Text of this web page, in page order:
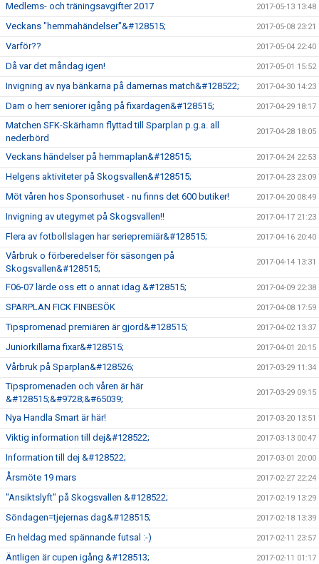
Medlems- och träningsavgifter 2017 2017-05-13 13:48
Veckans "hemmahändelser"&#128515; 2017-05-08 23:21
Varför?? 2017-05-04 22:40
Då var det måndag igen! 2017-05-01 15:52
Invigning av nya bänkarna på damernas match&#128522; 2017-04-30 14:23
Dam o herr seniorer igång på fixardagen&#128515; 2017-04-29 18:17
Matchen SFK-Skärhamn flyttad till Sparplan p.g.a. all
nederbörd
2017-04-28 18:05
Veckans händelser på hemmaplan&#128515; 2017-04-24 22:53
Helgens aktiviteter på Skogsvallen&#128515; 2017-04-23 23:09
Möt våren hos Sponsorhuset - nu finns det 600 butiker! 2017-04-20 08:49
Invigning av utegymet på Skogsvallen!! 2017-04-17 21:23
Flera av fotbollslagen har seriepremiär&#128515; 2017-04-16 20:40
Vårbruk o förberedelser för säsongen på
Skogsvallen&#128515;
2017-04-14 13:31
F06-07 lärde oss ett o annat idag &#128515; 2017-04-09 22:38
SPARPLAN FICK FINBESÖK 2017-04-08 17:59
Tipspromenad premiären är gjord&#128515; 2017-04-02 13:37
Juniorkillarna fixar&#128515; 2017-04-01 20:15
Vårbruk på Sparplan&#128526; 2017-03-29 11:34
Tipspromenaden och våren är här
&#128515;&#9728;&#65039;
2017-03-29 09:15
Nya Handla Smart är här! 2017-03-20 13:51
Viktig information till dej&#128522; 2017-03-13 00:47
Information till dej &#128522; 2017-03-01 20:00
Årsmöte 19 mars 2017-02-27 22:24
"Ansiktslyft" på Skogsvallen &#128522; 2017-02-19 13:29
Söndagen=tjejernas dag&#128515; 2017-02-18 13:39
En heldag med spännande futsal :-) 2017-02-11 23:57
Äntligen är cupen igång &#128513; 2017-02-11 01:17